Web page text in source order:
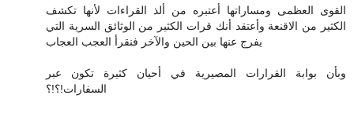
القوى العظمى ومساراتها أعتبره من ألذ القراءات لأنها تكشف
الكثير من الاقنعة وأعتقد أنك قرات الكثير من الوثائق السرية التي
يفرج عنها بين الحين والآخر فنقرأ العجب العجاب
وبأن بوابة القرارات المصيرية في أحيان كثيرة تكون عبر
السفارات!؟!؟